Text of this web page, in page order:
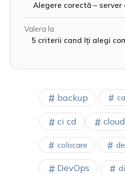
Alegere corectă – server
Valera la
5 criterii cand îți alegi
backup
ci cd cloud
colocare
DevOps